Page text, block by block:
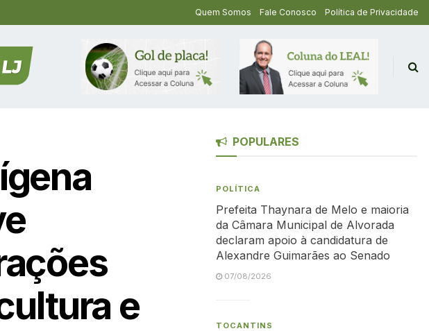
Quem Somos Fale Conosco Política de Privacidade
e
POPULARES
POLÍTICA
Prefeita Thaynara de Melo e maioria
da Câmara Municipal de Alvorada
declaram apoio à candidatura de
Alexandre Guimarães ao Senado
07/08/2026
TOCANTINS